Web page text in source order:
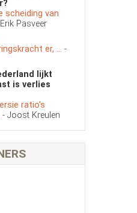
scheiding van
Pasveer
er, ... -
lijkt
is verlies
ratio’s
- Joost Kreulen